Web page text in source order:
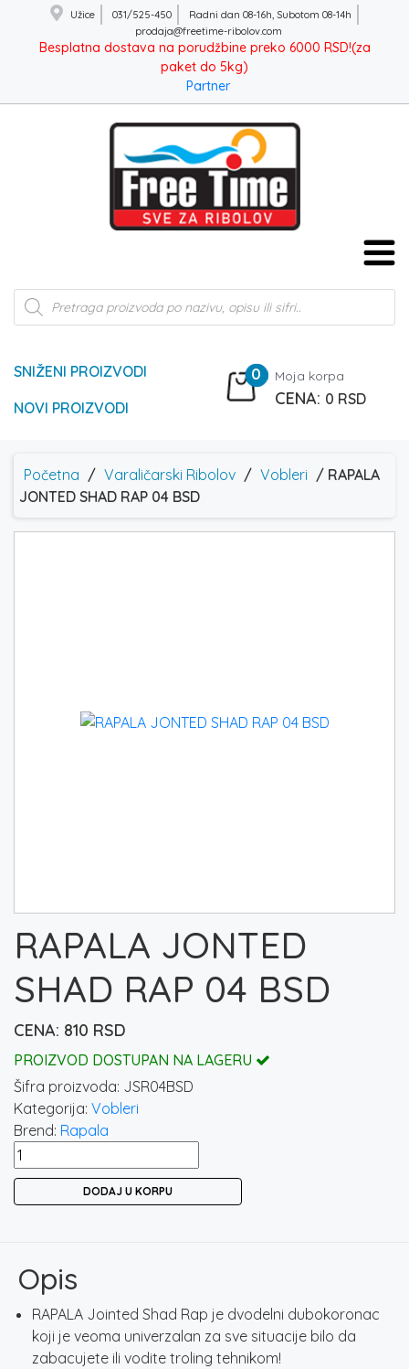
Užice 031/525-450
Radni dan 08-16h, Subotom 08-14h
prodaja@freetime-ribolov.com
Besplatna dostava na porudžbine preko 6000 RSD!(za
paket do 5kg)
Partner
Products
search
SNIŽENI PROIZVODI
NOVI PROIZVODI
0 Moja korpa
0 RSD
Početna / Varaličarski Ribolov / Vobleri / RAPALA
JONTED SHAD RAP 04 BSD
RAPALA JONTED
SHAD RAP 04 BSD
810 RSD
PROIZVOD DOSTUPAN NA LAGERU
Šifra proizvoda: JSR04BSD
Kategorija: Vobleri
Brend: Rapala
RAPALA
JONTED
količina
DODAJ U KORPU
Opis
RAPALA Jointed Shad Rap je dvodelni dubokoronac
koji je veoma univerzalan za sve situacije bilo da
zabacujete ili vodite troling tehnikom!